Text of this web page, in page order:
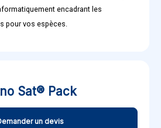
encadrant les
pour vos espèces.
Sat® Pack
un devis